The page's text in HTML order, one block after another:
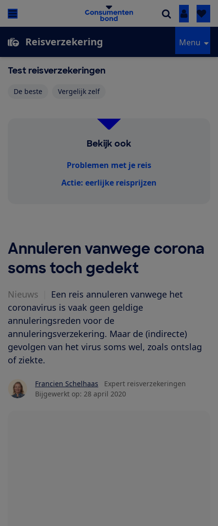
Inloggen
Reisverzekering Menu
Annuleren vanwege corona
soms toch gedekt
Nieuws
Een reis annuleren vanwege het
coronavirus is vaak geen geldige
annuleringsreden voor de
annuleringsverzekering. Maar de (indirecte)
gevolgen van het virus soms wel, zoals ontslag
of ziekte.
Francien Schelhaas
Expert reisverzekeringen
Bijgewerkt op: 28 april 2020
Test reisverzekeringen
De beste Vergelijk zelf
Bekijk ook
Problemen met je reis
Actie: eerlijke reisprijzen